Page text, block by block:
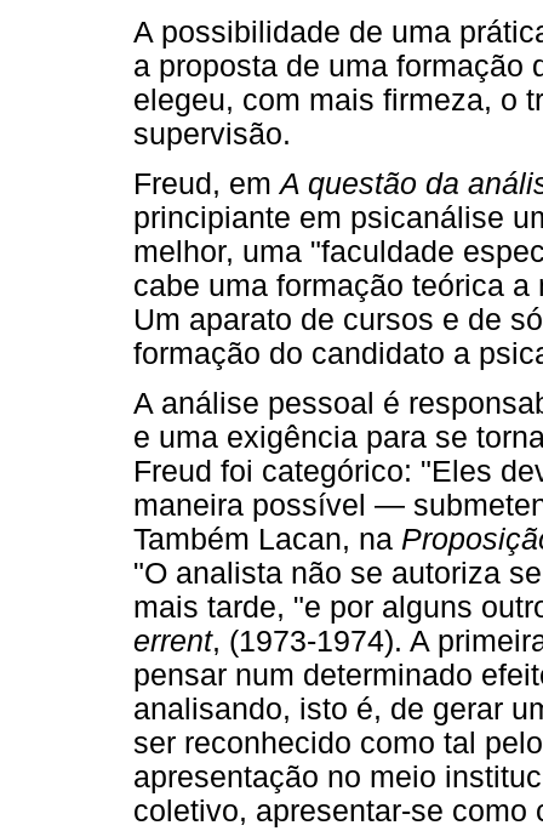
A possibilidade de uma
a proposta de uma formação
elegeu, com mais firmeza, o
supervisão.
Freud, emA questão da
principiante em psicanálise
melhor, uma "faculdade
cabe uma formação teórica
Um aparato de cursos e de
formação do candidato a
A análise pessoal é
e uma exigência para se
Freud foi categórico: "Eles
maneira possível —
Também Lacan, na
"O analista não se autoriza
mais tarde, "e por alguns
errent, (1973-1974). A
pensar num determinado
analisando, isto é, de gerar
ser reconhecido como tal
apresentação no meio
coletivo, apresentar-se